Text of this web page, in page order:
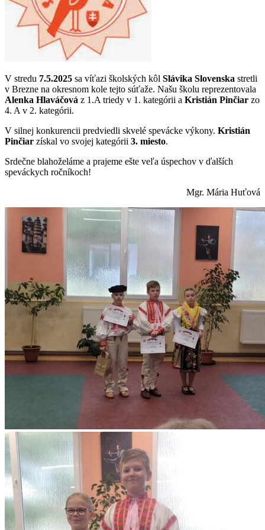
V stredu 7.5.2025 sa víťazi školských kôl Slávika Slovenska stretli
v Brezne na okresnom kole tejto súťaže. Našu školu reprezentovala
Alenka Hlaváčová z 1.A triedy v 1. kategórii a Kristián Pinčiar zo
4. A v 2. kategórii.
V silnej konkurencii predviedli skvelé spevácke výkony. Kristián
Pinčiar získal vo svojej kategórii 3. miesto.
Srdečne blahoželáme a prajeme ešte veľa úspechov v ďalších
speváckych ročníkoch!
Mgr. Mária Huťová